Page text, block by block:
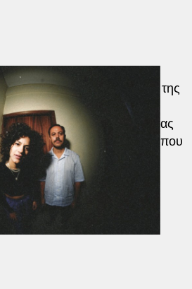
ο πιο στενός συνεργάτης της
ενορχηστρώσεις στο νέο
αυτή παράσταση, δίνοντας
με τα urban & pop στοιχεία που